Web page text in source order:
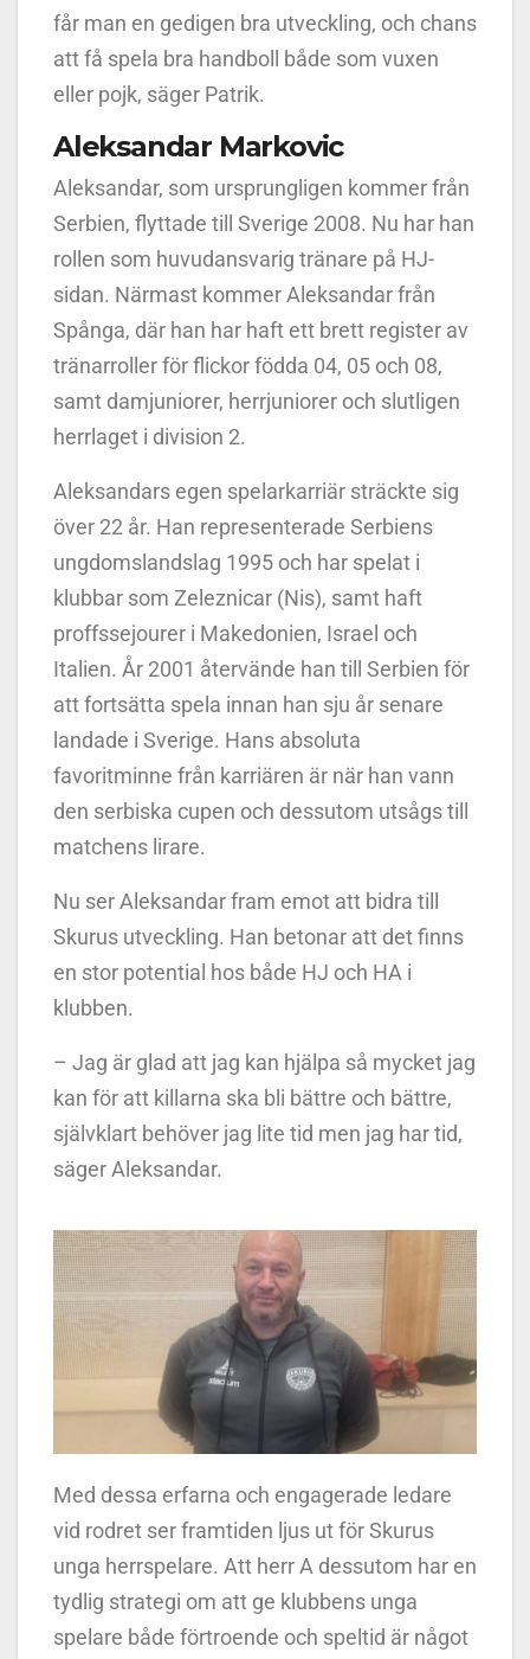
får man en gedigen bra utveckling, och chans
att få spela bra handboll både som vuxen
eller pojk, säger Patrik.
Aleksandar Markovic
Aleksandar, som ursprungligen kommer från
Serbien, flyttade till Sverige 2008. Nu har han
rollen som huvudansvarig tränare på HJ-
sidan. Närmast kommer Aleksandar från
Spånga, där han har haft ett brett register av
tränarroller för flickor födda 04, 05 och 08,
samt damjuniorer, herrjuniorer och slutligen
herrlaget i division 2.
Aleksandars egen spelarkarriär sträckte sig
över 22 år. Han representerade Serbiens
ungdomslandslag 1995 och har spelat i
klubbar som Zeleznicar (Nis), samt haft
proffssejourer i Makedonien, Israel och
Italien. År 2001 återvände han till Serbien för
att fortsätta spela innan han sju år senare
landade i Sverige. Hans absoluta
favoritminne från karriären är när han vann
den serbiska cupen och dessutom utsågs till
matchens lirare.
Nu ser Aleksandar fram emot att bidra till
Skurus utveckling. Han betonar att det finns
en stor potential hos både HJ och HA i
klubben.
– Jag är glad att jag kan hjälpa så mycket jag
kan för att killarna ska bli bättre och bättre,
självklart behöver jag lite tid men jag har tid,
säger Aleksandar.
Med dessa erfarna och engagerade ledare
vid rodret ser framtiden ljus ut för Skurus
unga herrspelare. Att herr A dessutom har en
tydlig strategi om att ge klubbens unga
spelare både förtroende och speltid är något